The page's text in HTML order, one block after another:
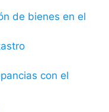
de bienes en el
con el